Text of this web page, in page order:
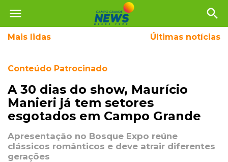
menu search
Mais lidas Últimas notícias
Conteúdo Patrocinado
A 30 dias do show, Maurício
Manieri já tem setores
esgotados em Campo Grande
Apresentação no Bosque Expo reúne
clássicos românticos e deve atrair diferentes
gerações